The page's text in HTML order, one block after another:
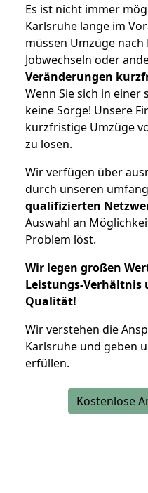
Es ist nicht immer
Karlsruhe lange im
müssen Umzüge
Jobwechseln oder
Veränderungen
Wenn Sie sich in
keine Sorge! Unsere
kurzfristige Umzüge
zu lösen.
Wir verfügen über
durch unseren
qualifizierten
Auswahl an
Problem löst.
Wir legen großen
Leistungs-Verhältnis
Qualität!
Wir verstehen die
Karlsruhe und geben
erfüllen.
Kostenlose